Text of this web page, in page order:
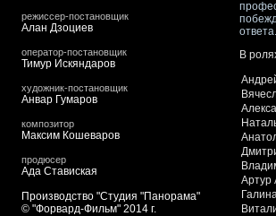
режиссер-постановщик
Алан Дзоциев
оператор-постановщик
Тимур Искяндаров
художник-постановщик
Анвар Гумаров
композитор
Максим Кошеваров
продюсер
Ада Ставиская
Производство "Студия "Панорама"
© "Форвард-Фильм" 2014 г.
В
Артур